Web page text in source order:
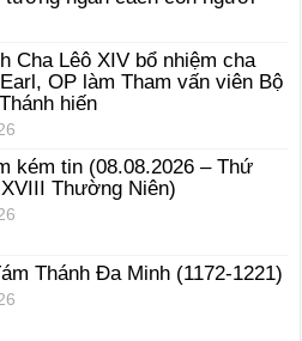
Cha Lêô XIV bổ nhiệm cha
OP làm Tham vấn viên Bộ
hiến
kém tin (08.08.2026 – Thứ
XVIII Thường Niên)
Thánh Ða Minh (1172-1221)